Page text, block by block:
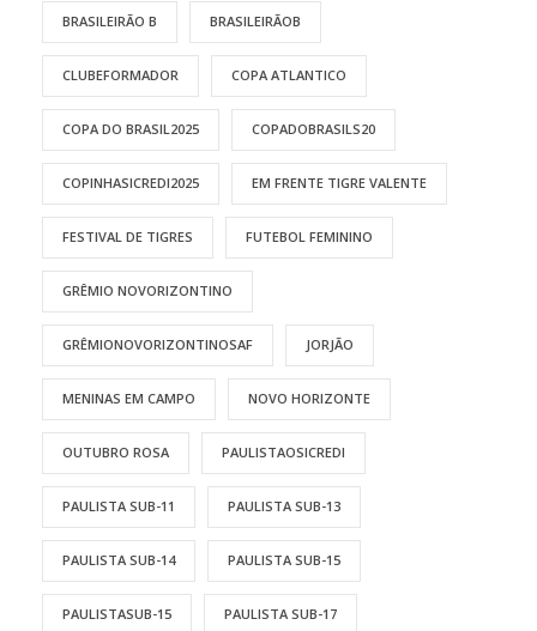
BRASILEIRÃO B BRASILEIRÃOB
CLUBEFORMADOR COPA ATLANTICO
COPA DO BRASIL2025 COPADOBRASILS20
COPINHASICREDI2025 EM FRENTE TIGRE VALENTE
FESTIVAL DE TIGRES FUTEBOL FEMININO
GRÊMIO NOVORIZONTINO
GRÊMIONOVORIZONTINOSAF JORJÃO
MENINAS EM CAMPO NOVO HORIZONTE
OUTUBRO ROSA PAULISTAOSICREDI
PAULISTA SUB-11 PAULISTA SUB-13
PAULISTA SUB-14 PAULISTA SUB-15
PAULISTASUB-15 PAULISTA SUB-17